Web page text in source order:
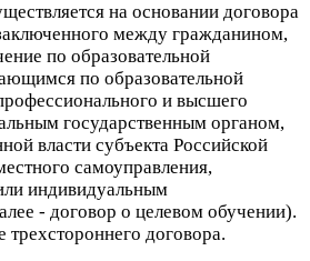
на основании договора
между гражданином,
по образовательной
по образовательной
и высшего
государственным органом,
власти субъекта Российской
самоуправления,
индивидуальным
- договор о целевом обучении).
договора.